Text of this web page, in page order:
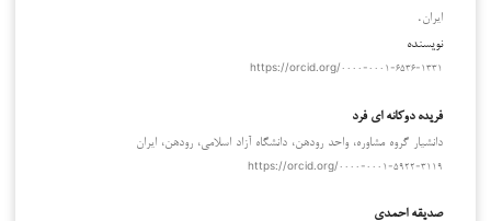
ایران.
نویسنده
https://orcid.org/۰۰۰۰-۰۰۰۱-۶۵۳۶-۱۳۳۱
فریده دوکانه ای فرد
دانشیار گروه مشاوره، واحد رودهن، دانشگاه آزاد اسلامی، رودهن، ایران
https://orcid.org/۰۰۰۰-۰۰۰۱-۵۹۲۲-۳۱۱۹
صدیقه احمدی